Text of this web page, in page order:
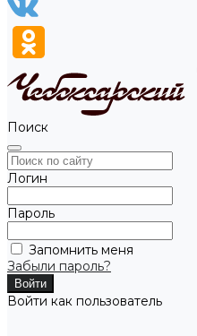
Поиск
Логин
Пароль
Запомнить меня
Забыли пароль?
Войти как пользователь